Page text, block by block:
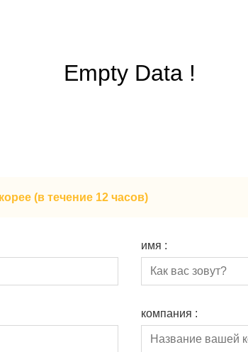
Empty Data !
(в течение 12 часов)
имя :
компания :